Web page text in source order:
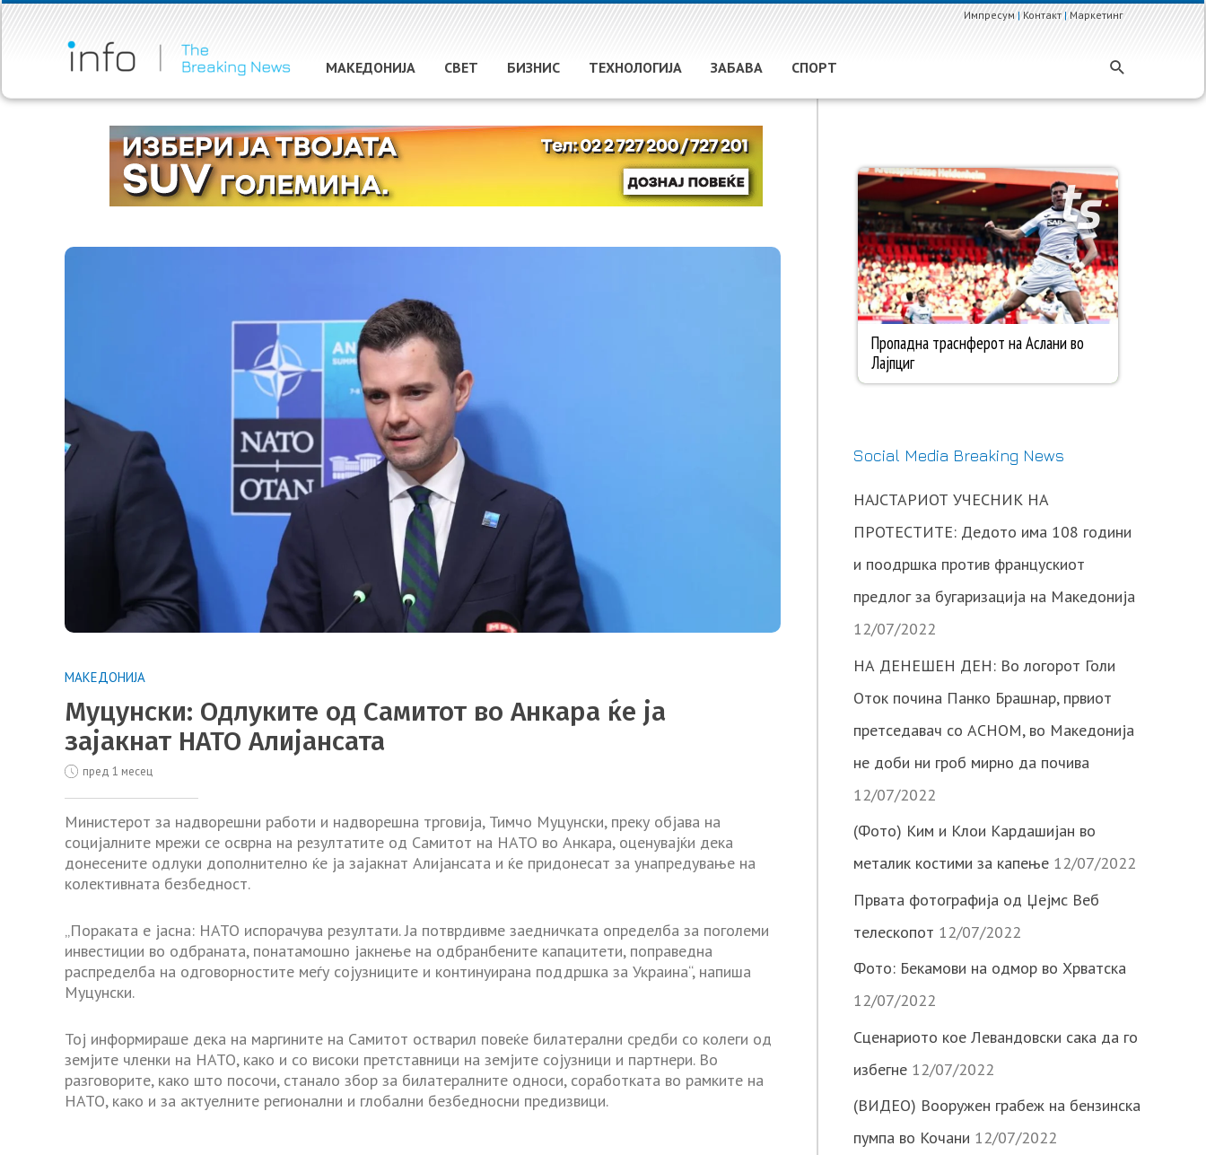
Импресум|Контакт|Маркетинг
МАКЕДОНИЈА СВЕТ БИЗНИС ТЕХНОЛОГИЈА ЗАБАВА СПОРТ
МАКЕДОНИЈА
Муцунски: Одлуките од Самитот во Анкара ќе ја
зајакнат НАТО Алијансата
пред 1 месец
Министерот за надворешни работи и надворешна трговија, Тимчо Муцунски, преку објава на
социјалните мрежи се осврна на резултатите од Самитот на НАТО во Анкара, оценувајќи дека
донесените одлуки дополнително ќе ја зајакнат Алијансата и ќе придонесат за унапредување на
колективната безбедност.
„Пораката е јасна: НАТО испорачува резултати. Ја потврдивме заедничката определба за поголеми
инвестиции во одбраната, понатамошно јакнење на одбранбените капацитети, поправедна
распределба на одговорностите меѓу сојузниците и континуирана поддршка за Украина“, напиша
Муцунски.
Тој информираше дека на маргините на Самитот остварил повеќе билатерални средби со колеги од
земјите членки на НАТО, како и со високи претставници на земјите сојузници и партнери. Во
разговорите, како што посочи, станало збор за билатералните односи, соработката во рамките на
НАТО, како и за актуелните регионални и глобални безбедносни предизвици.
Social Media Breaking News
НАЈСТАРИОТ УЧЕСНИК НА
ПРОТЕСТИТЕ: Дедото има 108 години
и поодршка против францускиот
предлог за бугаризација на Македонија
12/07/2022
НА ДЕНЕШЕН ДЕН: Во логорот Голи
Оток почина Панко Брашнар, првиот
претседавач со АСНОМ, во Македонија
не доби ни гроб мирно да почива
12/07/2022
(Фото) Ким и Клои Кардашијан во
металик костими за капење 12/07/2022
Првата фотографија од Џејмс Веб
телескопот 12/07/2022
Фото: Бекамови на одмор во Хрватска
12/07/2022
Сценариото кое Левандовски сака да го
избегне 12/07/2022
(ВИДЕО) Вооружен грабеж на бензинска
пумпа во Кочани 12/07/2022